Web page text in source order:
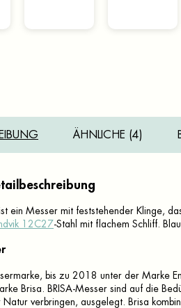
ÄHNLICHE (4)
ein Messer mit feststehender Klinge,
12C27-Stahl mit flachem Schliff.
bis zu 2018 unter der Marke
Brisa. BRISA-Messer sind auf die
verbringen, ausgelegt. Brisa